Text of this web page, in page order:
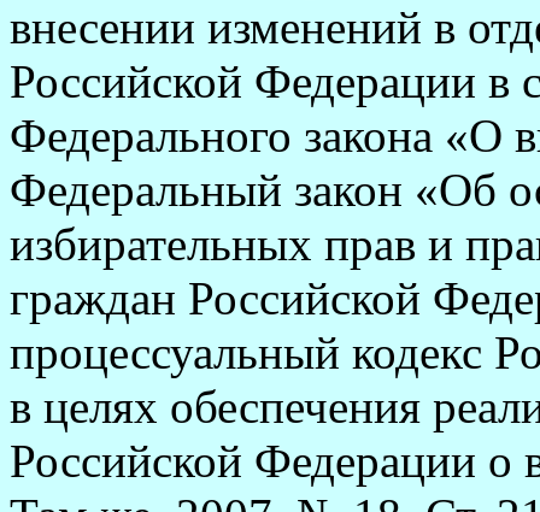
внесении изменений в
Российской Федерации в
Федерального закона «О
Федеральный закон «Об
избирательных прав и
граждан Российской
процессуальный кодекс
в целях обеспечения
Российской Федерации о